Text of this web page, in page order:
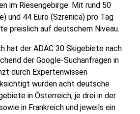
im Riesengebirge. Mit rund 50
und 44 Euro (Szrenica) pro Tag
preislich auf deutschem Niveau.
hat der ADAC 30 Skigebiete nach
der Google-Suchanfragen in
durch Expertenwissen
wurden acht deutsche
in Österreich, je drei in der
in Frankreich und jeweils ein